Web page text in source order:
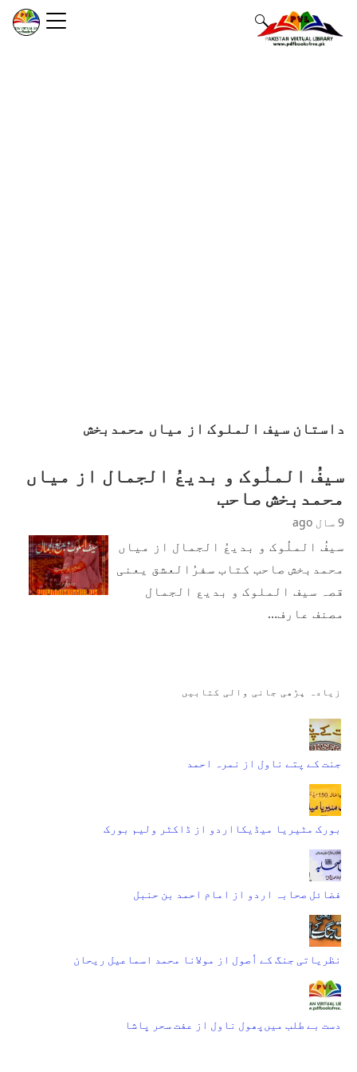
داستان سیف الملوک از میاں محمدبخش
سیفُ الملُوک و بدیعُ الجمال از میاں
محمدبخش صاحب
9 سال ago
سیفُ الملُوک و بدیعُ الجمال از میاں
محمدبخش صاحب کتاب سفرُالعشق یعنی
قصہ سیف الملوک و بدیع الجمال
مصنف عارف…
زیادہ پڑھی جانی والی کتابیں
جنت کے پتے ناول از نمرہ احمد
بورک مٹیریا میڈیکااردو از ڈاکٹر ولیم بورک
فضائل صحابہ اردو از امام احمد بن حنبل
نظریاتی جنگ کے اُصول از مولانا محمد اسماعیل ریحان
دست بے طلب میں‌پھول ناول از عفت سحر پاشا